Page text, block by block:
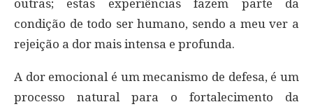
outras; estas experiências fazem parte da
condição de todo ser humano, sendo a meu ver a
rejeição a dor mais intensa e profunda.
A dor emocional é um mecanismo de defesa, é um
processo natural para o fortalecimento da